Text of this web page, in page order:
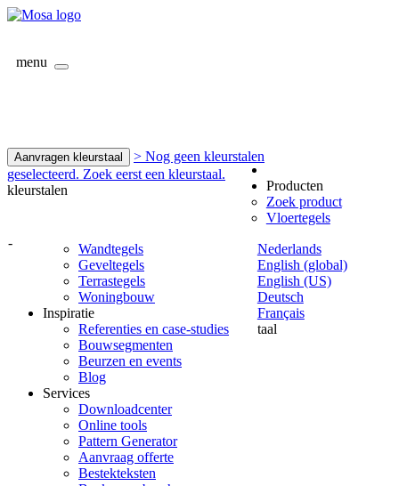
menu
Aanvragen kleurstaal
> Nog geen kleurstalen
geselecteerd. Zoek eerst een kleurstaal.
kleurstalen
-
Nederlands
English (global)
English (US)
Deutsch
Français
taal
Producten
Zoek product
Vloertegels
Wandtegels
Geveltegels
Terrastegels
Woningbouw
Inspiratie
Referenties en case-studies
Bouwsegmenten
Beurzen en events
Blog
Services
Downloadcenter
Online tools
Pattern Generator
Aanvraag offerte
Bestekteksten